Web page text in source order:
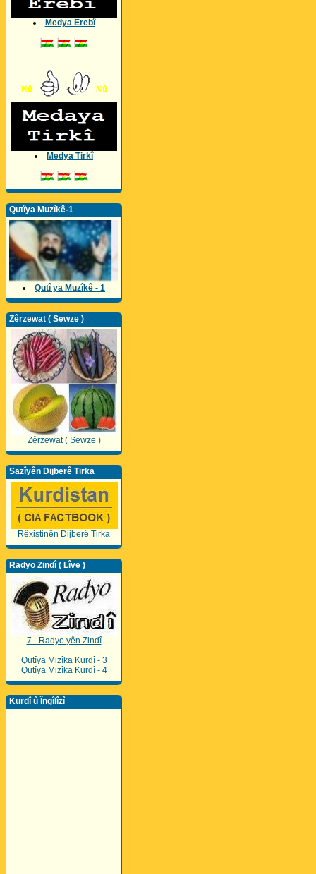
Medya Erebî
Medya Tirkî
Qutîya Muzîkê-1
Qutî ya Muzîkê - 1
Zêrzewat ( Sewze )
Zêrzewat ( Sewze )
Sazîyên Dijberê Tirka
Rêxistinên Dijberê Tirka
Radyo Zindî ( Lîve )
7 - Radyo yên Zindî
Qutîya Mizîka Kurdî - 3
Qutîya Mizîka Kurdî - 4
Kurdî û Îngîlîzî